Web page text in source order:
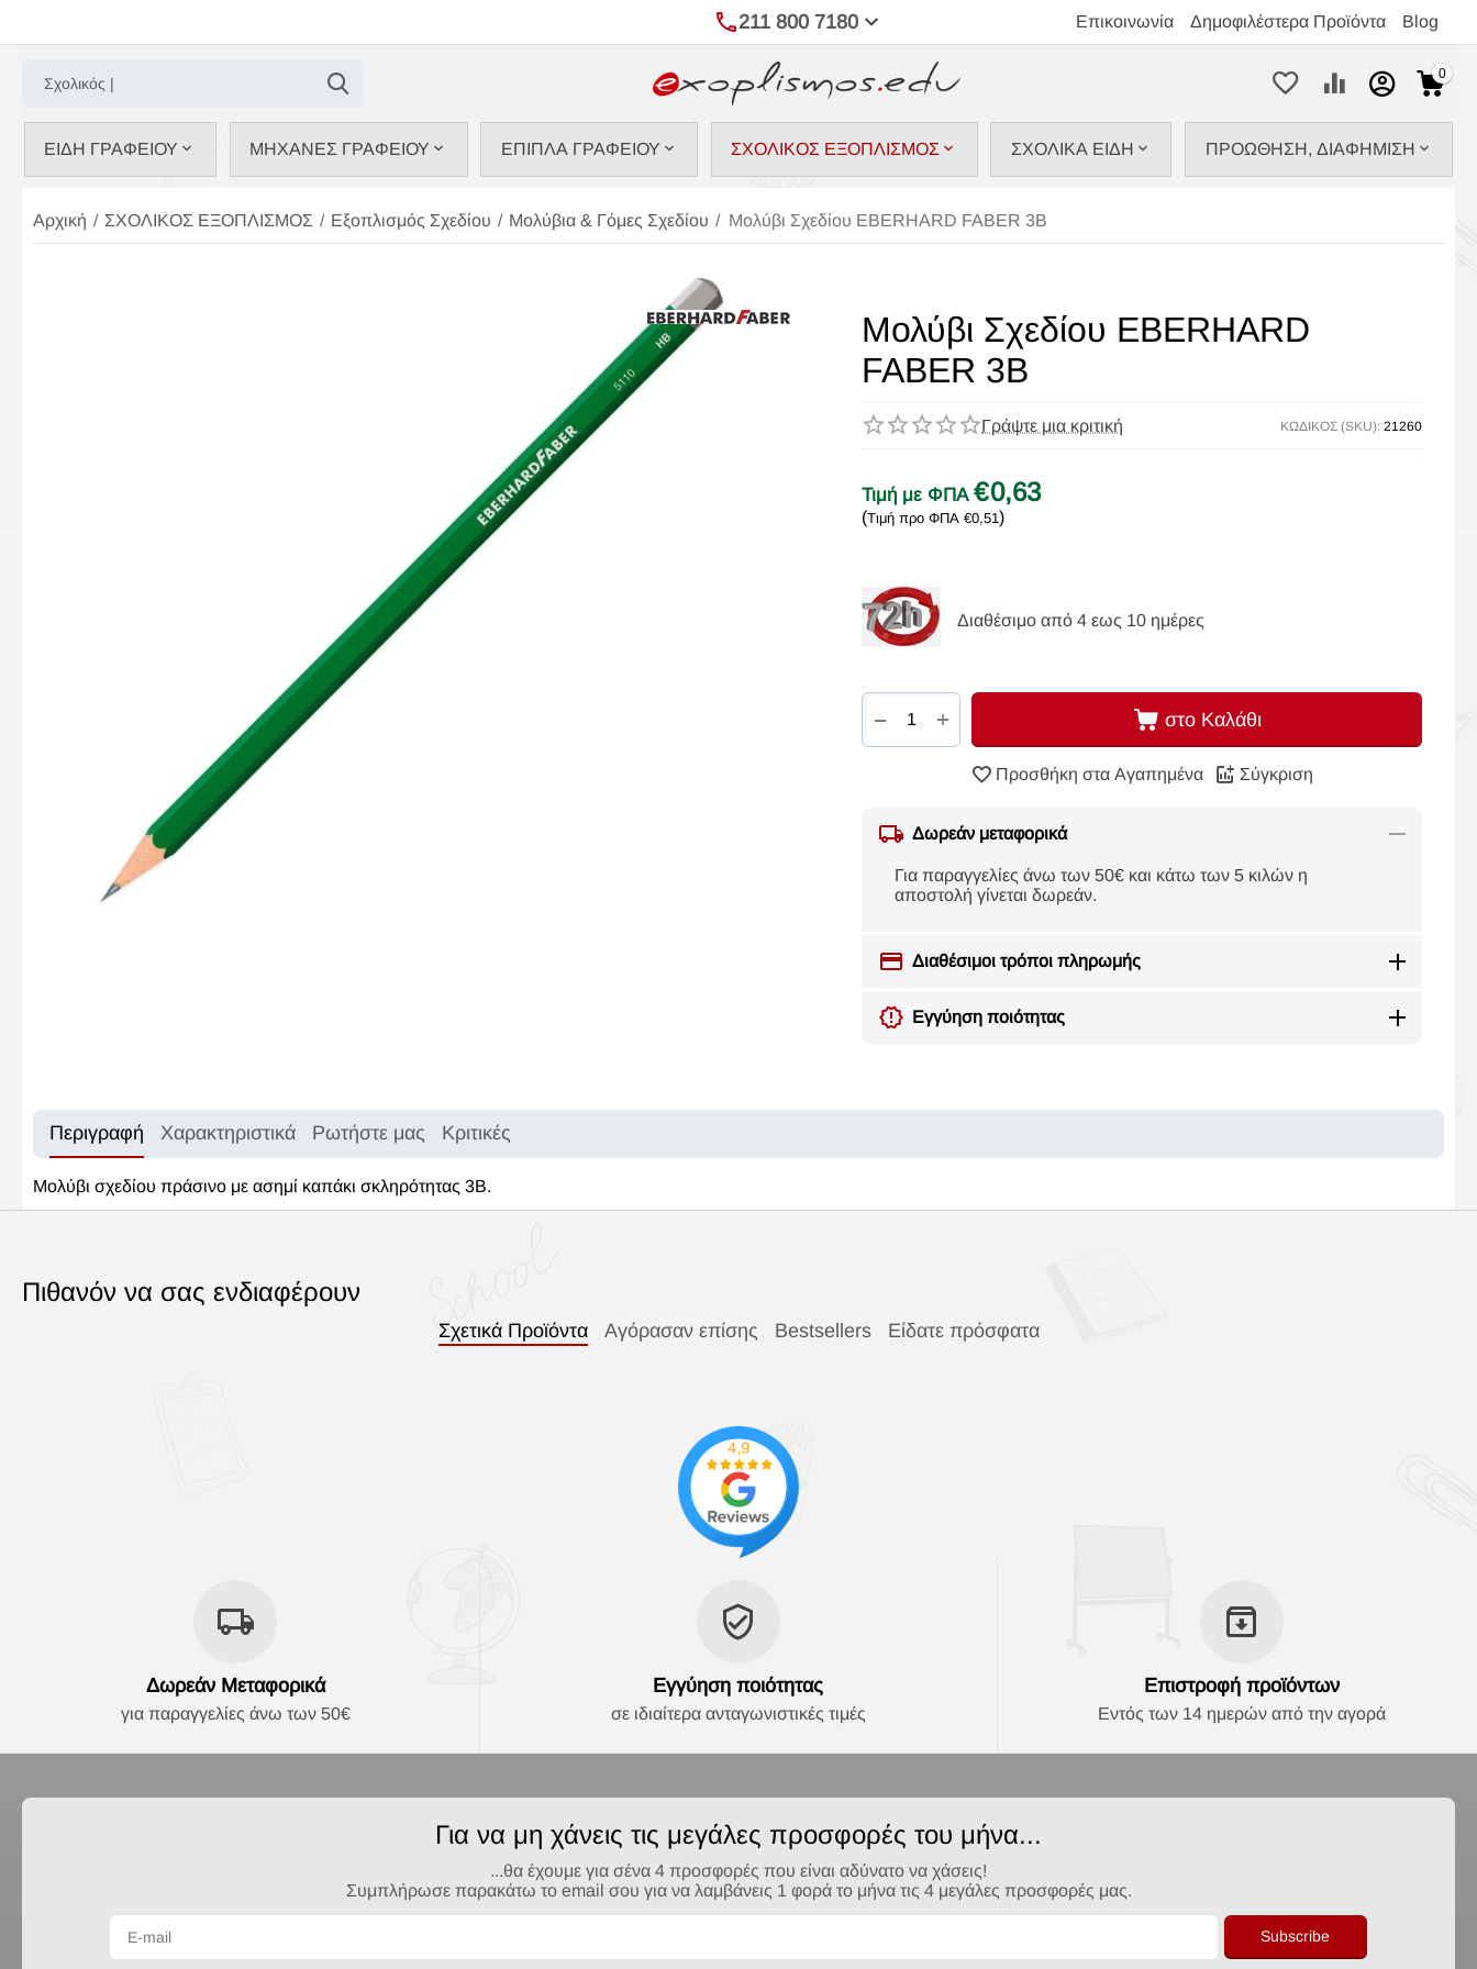
211 800 7180 Επικοινωνία Δημοφιλέστερα Προϊόντα Blog
0
ΕΙΔΗ ΓΡΑΦΕΙΟΥ ΜΗΧΑΝΕΣ ΓΡΑΦΕΙΟΥ ΕΠΙΠΛΑ ΓΡΑΦΕΙΟΥ ΣΧΟΛΙΚΟΣ ΕΞΟΠΛΙΣΜΟΣ ΣΧΟΛΙΚΑ ΕΙΔΗ ΠΡΟΩΘΗΣΗ, ΔΙΑΦΗΜΙΣΗ
Αρχική / ΣΧΟΛΙΚΟΣ ΕΞΟΠΛΙΣΜΟΣ / Εξοπλισμός Σχεδίου / Μολύβια & Γόμες Σχεδίου / Μολύβι Σχεδίου EBERHARD FABER 3Β
Μολύβι Σχεδίου EBERHARD
FABER 3Β
Γράψτε μια κριτική ΚΩΔΙΚΟΣ (SKU): 21260
Τιμή με ΦΠΑ €0,63
(Τιμή προ ΦΠΑ €0,51)
Διαθέσιμο από 4 εως 10 ημέρες
+
− στο Καλάθι
Προσθήκη στα Αγαπημένα Σύγκριση
Δωρεάν μεταφορικά
Για παραγγελίες άνω των 50€ και κάτω των 5 κιλών η
αποστολή γίνεται δωρεάν.
Διαθέσιμοι τρόποι πληρωμής
Εγγύηση ποιότητας
Περιγραφή Χαρακτηριστικά Ρωτήστε μας Κριτικές
Μολύβι σχεδίου πράσινο με ασημί καπάκι σκληρότητας 3Β.
Πιθανόν να σας ενδιαφέρουν
Σχετικά Προϊόντα Αγόρασαν επίσης Bestsellers Είδατε πρόσφατα
Δωρεάν Μεταφορικά
για παραγγελίες άνω των 50€
Εγγύηση ποιότητας
σε ιδιαίτερα ανταγωνιστικές τιμές
Επιστροφή προϊόντων
Εντός των 14 ημερών από την αγορά
Για να μη χάνεις τις μεγάλες προσφορές του μήνα...
...θα έχουμε για σένα 4 προσφορές που είναι αδύνατο να χάσεις!
Συμπλήρωσε παρακάτω το email σου για να λαμβάνεις 1 φορά το μήνα τις 4 μεγάλες προσφορές μας.
Subscribe